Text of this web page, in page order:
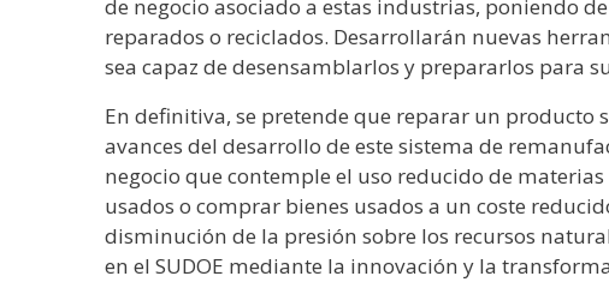
de negocio asociado a estas industrias, poniendo
reparados o reciclados. Desarrollarán nuevas
sea capaz de desensamblarlos y prepararlos para
En definitiva, se pretende que reparar un producto
avances del desarrollo de este sistema de
negocio que contemple el uso reducido de
usados o comprar bienes usados a un coste
disminución de la presión sobre los recursos
en el SUDOE mediante la innovación y la